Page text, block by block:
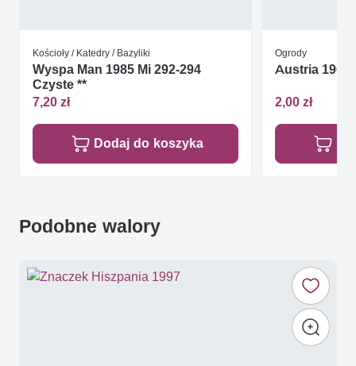
Kościoły / Katedry / Bazyliki
Wyspa Man 1985 Mi 292-294
Czyste **
7,20 zł
Dodaj do koszyka
Ogrody
Austria 1966
2,00 zł
Podobne walory